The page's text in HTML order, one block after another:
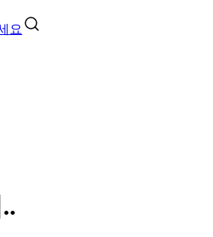
요